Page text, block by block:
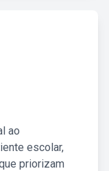
ao
escolar,
priorizam